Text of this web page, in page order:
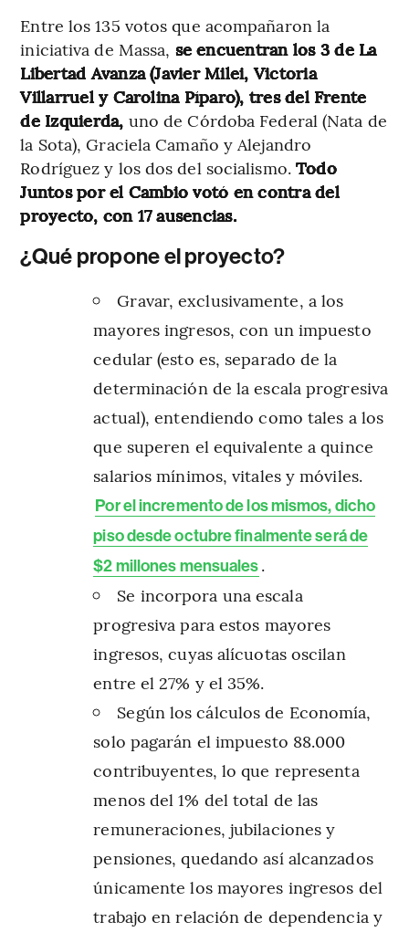
Entre los 135 votos que acompañaron la
iniciativa de Massa, se encuentran los 3 de La
Libertad Avanza (Javier Milei, Victoria
Villarruel y Carolina Píparo), tres del Frente
de Izquierda, uno de Córdoba Federal (Nata de
la Sota), Graciela Camaño y Alejandro
Rodríguez y los dos del socialismo. Todo
Juntos por el Cambio votó en contra del
proyecto, con 17 ausencias.
¿Qué propone el proyecto?
Gravar, exclusivamente, a los
mayores ingresos, con un impuesto
cedular (esto es, separado de la
determinación de la escala progresiva
actual), entendiendo como tales a los
que superen el equivalente a quince
salarios mínimos, vitales y móviles.
Por el incremento de los mismos, dicho
piso desde octubre finalmente será de
$2 millones mensuales.
Se incorpora una escala
progresiva para estos mayores
ingresos, cuyas alícuotas oscilan
entre el 27% y el 35%.
Según los cálculos de Economía,
solo pagarán el impuesto 88.000
contribuyentes, lo que representa
menos del 1% del total de las
remuneraciones, jubilaciones y
pensiones, quedando así alcanzados
únicamente los mayores ingresos del
trabajo en relación de dependencia y